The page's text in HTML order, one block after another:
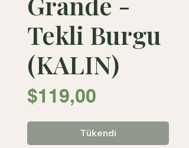
Tekli Burgu
(KALIN)
$119,00
Tükendi